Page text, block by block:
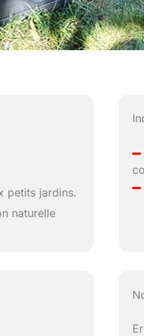
petits jardins.
naturelle
–
–